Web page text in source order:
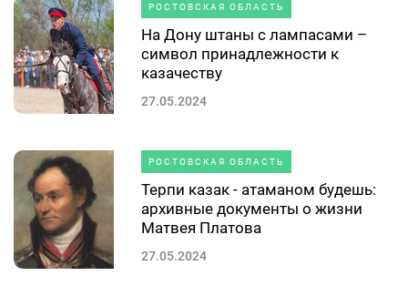
РОСТОВСКАЯ ОБЛАСТЬ
На Дону штаны с лампасами –
символ принадлежности к
казачеству
27.05.2024
РОСТОВСКАЯ ОБЛАСТЬ
Терпи казак - атаманом будешь:
архивные документы о жизни
Матвея Платова
27.05.2024